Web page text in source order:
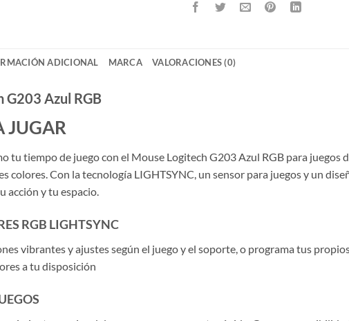
ADICIONAL MARCA VALORACIONES (0)
G203 Azul RGB
JUGAR
tu tiempo de juego con el Mouse Logitech G203 Azul RGB para juegos
colores. Con la tecnología LIGHTSYNC, un sensor para juegos y un
acción y tu espacio.
RGB LIGHTSYNC
vibrantes y ajustes según el juego y el soporte, o programa tus
a tu disposición